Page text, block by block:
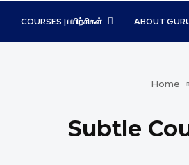
COURSES | பயிற்சிகள் ABOUT
Home
Subtle